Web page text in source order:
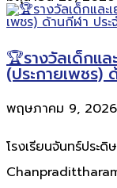
🏆รางวัลเด็กแ
(ประกายเพชร)
พฤษภาคม 9, 2026
โรงเรียนจันทร์ประ